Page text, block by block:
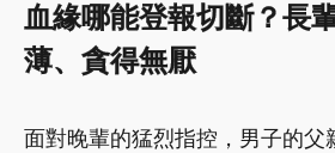
血緣哪能登報切斷？長
薄、貪得無厭
面對晚輩的猛烈指控，男子的父